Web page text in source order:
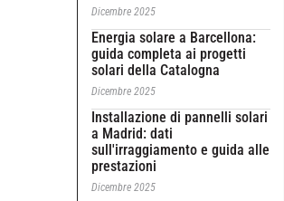
Dicembre 2025
Energia solare a Barcellona:
guida completa ai progetti
solari della Catalogna
Dicembre 2025
Installazione di pannelli solari
a Madrid: dati
sull'irraggiamento e guida alle
prestazioni
Dicembre 2025